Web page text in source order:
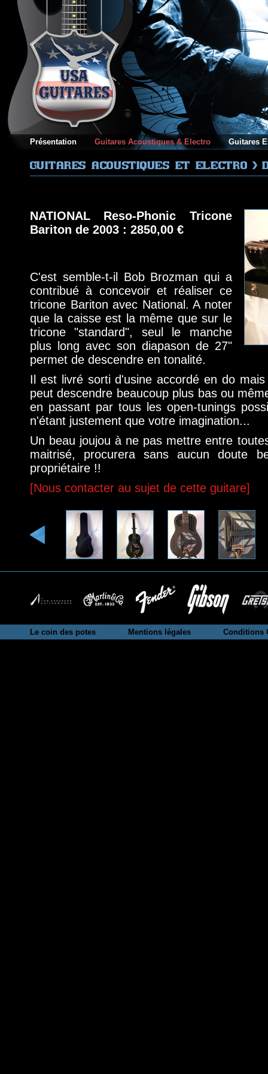
Présentation Guitares Acoustiques & Electro Guitares
NATIONAL Reso-Phonic Tricone
Bariton de 2003 : 2850,00 €
C'est semble-t-il Bob Brozman qui a
contribué à concevoir et réaliser ce
tricone Bariton avec National. A noter
que la caisse est la même que sur le
tricone "standard", seul le manche
plus long avec son diapason de 27"
permet de descendre en tonalité.
Il est livré sorti d'usine accordé en do
peut descendre beaucoup plus bas ou
en passant par tous les open-tunings
n'étant justement que votre imagination...
Un beau joujou à ne pas mettre entre
maitrisé, procurera sans aucun doute
propriétaire !!
[Nous contacter au sujet de cette guitare]
Le coin des potes Mentions légales Conditions